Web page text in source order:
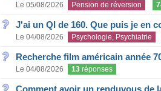
Le 05/08/2026 Pension de réversion
J'ai un QI de 160. Que puis je en
Le 04/08/2026 Psychologie, Psychiatrie
Recherche film américain année
Le 04/08/2026 13réponses
Comment avoir un renduvous de